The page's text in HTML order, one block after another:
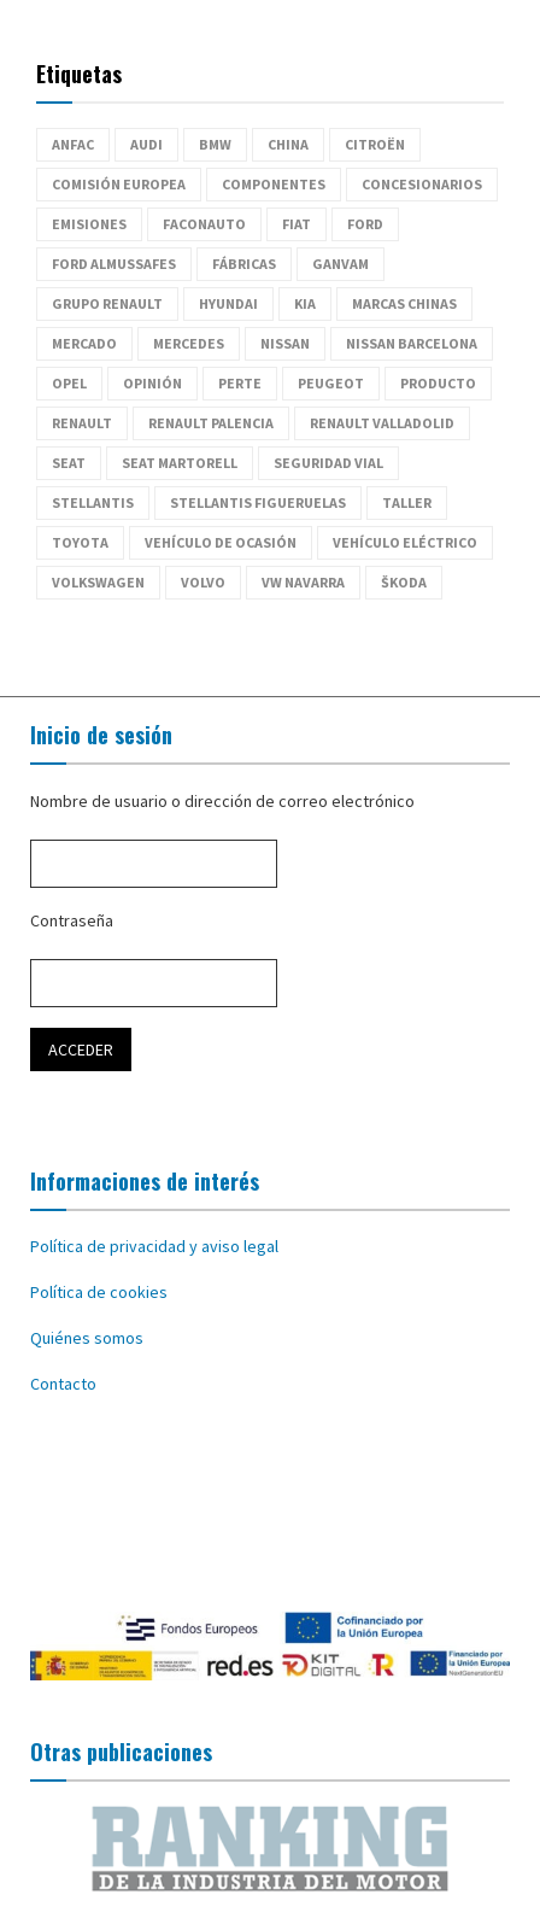
Etiquetas
ANFAC AUDI BMW CHINA CITROËN
COMISIÓN EUROPEA COMPONENTES CONCESIONARIOS
EMISIONES FACONAUTO FIAT FORD
FORD ALMUSSAFES FÁBRICAS GANVAM
GRUPO RENAULT HYUNDAI KIA MARCAS CHINAS
MERCADO MERCEDES NISSAN NISSAN BARCELONA
OPEL OPINIÓN PERTE PEUGEOT PRODUCTO
RENAULT RENAULT PALENCIA RENAULT VALLADOLID
SEAT SEAT MARTORELL SEGURIDAD VIAL
STELLANTIS STELLANTIS FIGUERUELAS TALLER
TOYOTA VEHÍCULO DE OCASIÓN VEHÍCULO ELÉCTRICO
VOLKSWAGEN VOLVO VW NAVARRA ŠKODA
Inicio de sesión
Nombre de usuario o dirección de correo electrónico
Contraseña
Informaciones de interés
Política de privacidad y aviso legal
Política de cookies
Quiénes somos
Contacto
Otras publicaciones